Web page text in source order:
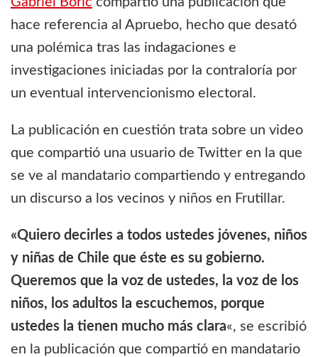
hace referencia al Apruebo, hecho que desató
una polémica tras las indagaciones e
investigaciones iniciadas por la contraloría por
un eventual intervencionismo electoral.
La publicación en cuestión trata sobre un video
que compartió una usuario de Twitter en la que
se ve al mandatario compartiendo y entregando
un discurso a los vecinos y niños en Frutillar.
«Quiero decirles a todos ustedes jóvenes, niños
y niñas de Chile que éste es su gobierno.
Queremos que la voz de ustedes, la voz de los
niños, los adultos la escuchemos, porque
ustedes la tienen mucho más clara«, se escribió
en la publicación que compartió en mandatario